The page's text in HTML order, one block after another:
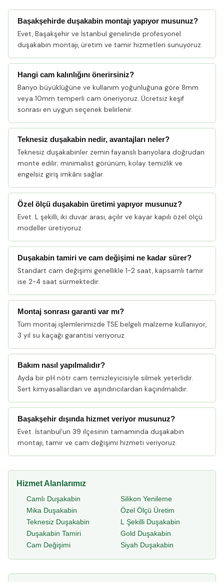
Başakşehirde duşakabin montajı yapıyor musunuz?
Evet, Başakşehir ve İstanbul genelinde profesyonel
duşakabin montajı, üretim ve tamir hizmetleri sunuyoruz.
Hangi cam kalınlığını önerirsiniz?
Banyo büyüklüğüne ve kullanım yoğunluğuna göre 8mm
veya 10mm temperli cam öneriyoruz. Ücretsiz keşif
sonrası en uygun seçenek belirlenir.
Teknesiz duşakabin nedir, avantajları neler?
Teknesiz duşakabinler zemin fayanslı banyolara doğrudan
monte edilir; minimalist görünüm, kolay temizlik ve
engelsiz giriş imkânı sağlar.
Özel ölçü duşakabin üretimi yapıyor musunuz?
Evet. L şekilli, iki duvar arası, açılır ve kayar kapılı özel ölçü
modeller üretiyoruz.
Duşakabin tamiri ve cam değişimi ne kadar sürer?
Standart cam değişimi genellikle 1-2 saat, kapsamlı tamir
ise 2-4 saat sürmektedir.
Montaj sonrası garanti var mı?
Tüm montaj işlemlerimizde TSE belgeli malzeme kullanıyor,
3 yıl su kaçağı garantisi veriyoruz.
Bakım nasıl yapılmalıdır?
Ayda bir pH nötr cam temizleyicisiyle silmek yeterlidir.
Sert kimyasallardan ve aşındırıcılardan kaçınılmalıdır.
Başakşehir dışında hizmet veriyor musunuz?
Evet. İstanbul'un 39 ilçesinin tamamında duşakabin
montajı, tamir ve cam değişimi hizmeti veriyoruz.
Hizmet Alanlarımız
Camlı Duşakabin
Mika Duşakabin
Teknesiz Duşakabin
Duşakabin Tamiri
Cam Değişimi
Silikon Yenileme
Özel Ölçü Üretim
L Şekilli Duşakabin
Gold Duşakabin
Siyah Duşakabin